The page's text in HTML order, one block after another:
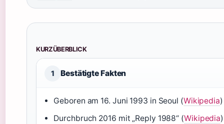
KURZÜBERBLICK
1 Bestätigte Fakten
Geboren am 16. Juni 1993 in Seoul (Wikipedia)
Durchbruch 2016 mit „Reply 1988“ (Wikipedia)